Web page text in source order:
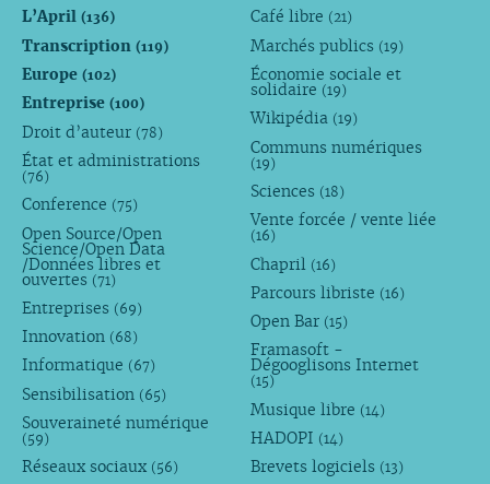
L’April (136)
Transcription (119)
Europe (102)
Entreprise (100)
Droit d’auteur (78)
État et administrations
(76)
Conference (75)
Open Source/Open
Science/Open Data
/Données libres et
ouvertes (71)
Entreprises (69)
Innovation (68)
Informatique (67)
Sensibilisation (65)
Souveraineté numérique
(59)
Réseaux sociaux (56)
Café libre (21)
Marchés publics (19)
Économie sociale et
solidaire (19)
Wikipédia (19)
Communs numériques
(19)
Sciences (18)
Vente forcée / vente liée
(16)
Chapril (16)
Parcours libriste (16)
Open Bar (15)
Framasoft -
Dégooglisons Internet
(15)
Musique libre (14)
HADOPI (14)
Brevets logiciels (13)